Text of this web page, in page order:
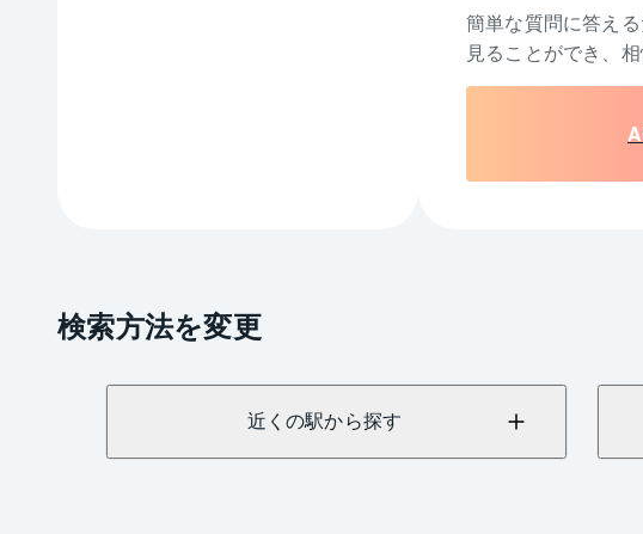
簡単な質問に答え
見ることができ、
検索方法を変更
近くの駅から探す